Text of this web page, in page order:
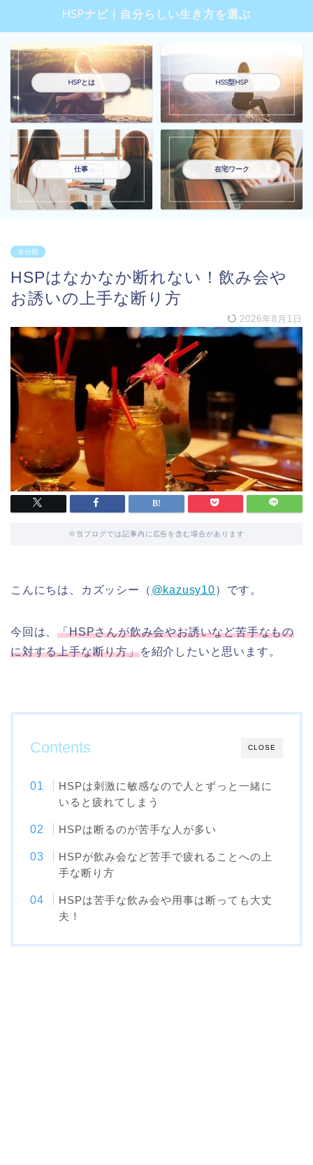
HSPナビ｜自分らしい生き方を選ぶ
HSPとは HSS型HSP
仕事 在宅ワーク
未分類
HSPはなかなか断れない！飲み会や
お誘いの上手な断り方
2026年8月1日
※当ブログでは記事内に広告を含む場合があります
こんにちは、カズッシー（ @kazusy10）です。
今回は、「HSPさんが飲み会やお誘いなど苦手なもの
に対する上手な断り方」を紹介したいと思います。
CLOSE
Contents
HSPは刺激に敏感なので人とずっと一緒に
いると疲れてしまう
HSPは断るのが苦手な人が多い
HSPが飲み会など苦手で疲れることへの上
手な断り方
HSPは苦手な飲み会や用事は断っても大丈
夫！